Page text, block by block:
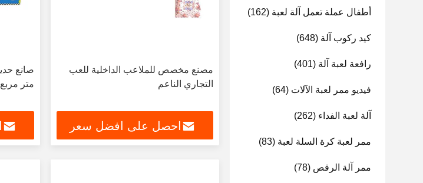
أطفال عملة تعمل آلة لعبة (162)
كيد ركوب آلة (648)
رافعة لعبة آلة (401)
فيديو ممر لعبة الآلات (64)
آلة لعبة الفداء (262)
ممر لعبة كرة السلة لعبة (83)
ممر آلة الرقص (78)
مصنع مخصص للملاعب الداخلية للعب
التجاري الناعم
احصل على افضل سعر
متر مربع